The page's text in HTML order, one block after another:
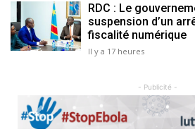
RDC : Le
suspension d’un
fiscalité numérique
Il y a 17 heures
- Publicité -
Previous